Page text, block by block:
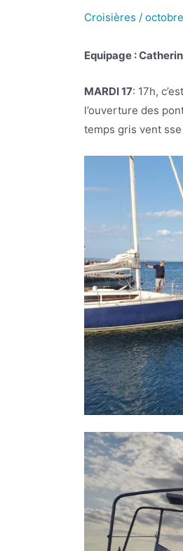
Croisières /
Equipage :
MARDI 17: 17h,
l’ouverture des
temps gris vent